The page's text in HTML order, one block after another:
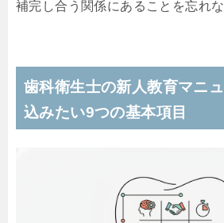
補完し合う関係にあることを忘れな
歯科衛生士の新人教育マニ
込みたい9つの基本項目